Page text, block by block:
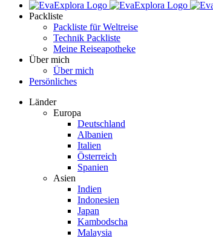
Packliste
Packliste für Weltreise
Technik Packliste
Meine Reiseapotheke
Über mich
Über mich
Persönliches
Länder
Europa
Deutschland
Albanien
Italien
Österreich
Spanien
Asien
Indien
Indonesien
Japan
Kambodscha
Malaysia